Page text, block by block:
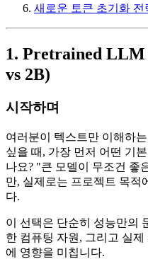
새로운 토큰 초기화 전
1. Pretrained LLM
vs 2B)
시작하며
여러분이 텍스트만 이해하
싶을 때, 가장 먼저 어떤 기
나요? "큰 모델이 무조건 좋
만, 실제로는 프로젝트 목적
다.
이 선택은 단순히 성능만의
한 컴퓨팅 자원, 그리고 실
에 영향을 미칩니다.